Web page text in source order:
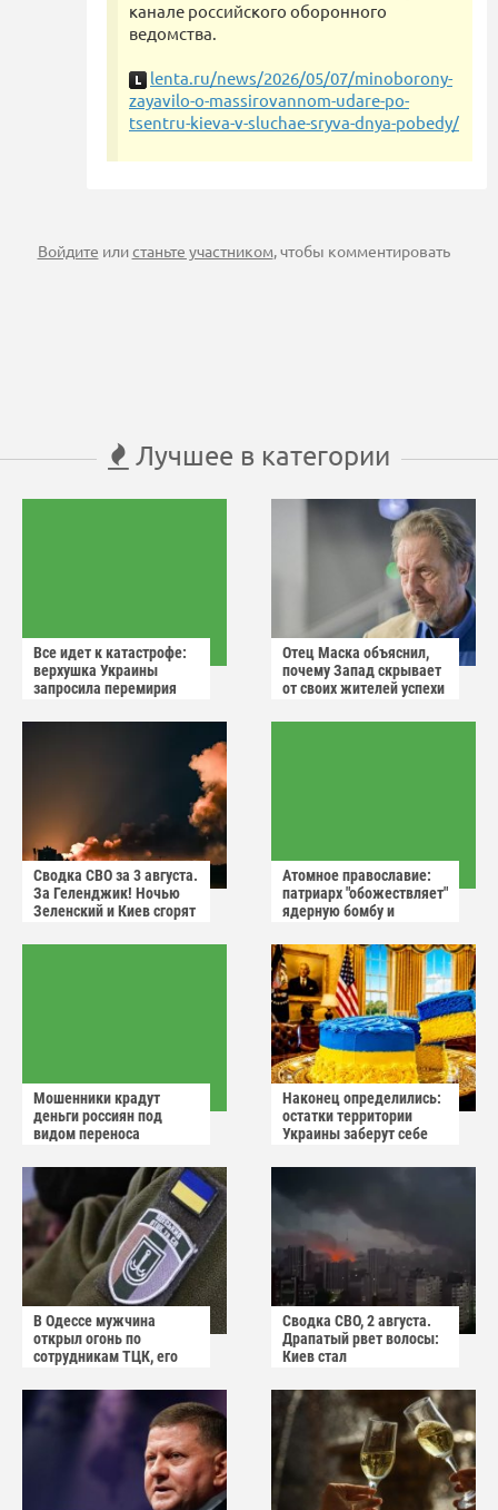
канале российского оборонного
ведомства.
lenta.ru/news/2026/05/07/minoborony-
zayavilo-o-massirovannom-udare-po-
tsentru-kieva-v-sluchae-sryva-dnya-pobedy/
Войдите илистаньте участником, чтобы комментировать
Лучшее в категории
Все идет к катастрофе:
верхушка Украины
запросила перемирия
Отец Маска объяснил,
почему Запад скрывает
от своих жителей успехи
Сводка СВО за 3 августа.
За Геленджик! Ночью
Зеленский и Киев сгорят
Атомное православие:
патриарх "обожествляет"
ядерную бомбу и
"апокалиптических
сценариев"
Мошенники крадут
деньги россиян под
видом переноса
Наконец определились:
остатки территории
Украины заберут себе
В Одессе мужчина
открыл огонь по
сотрудникам ТЦК, его
Сводка СВО, 2 августа.
Драпатый рвет волосы:
Киев стал